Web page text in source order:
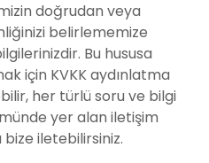
doğrudan veya
belirlememize
Bu hususa
için KVKK aydınlatma
her türlü soru ve bilgi
yer alan iletişim
bize iletebilirsiniz.